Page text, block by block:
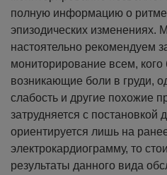
полную информацию о ритме
эпизодических изменениях.
настоятельно рекомендуем
мониторирование всем, кого
возникающие боли в груди,
слабость и другие похожие
затрудняется с постановкой
ориентируется лишь на
электрокардиограмму, то
результаты данного вида